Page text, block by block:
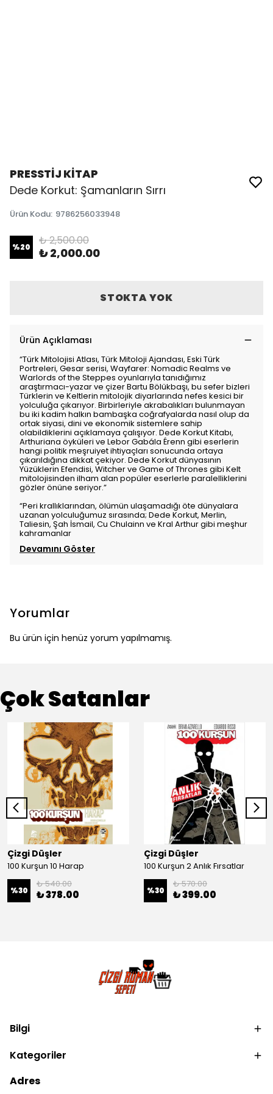
PRESSTİJ KİTAP
Dede Korkut: Şamanların Sırrı
Ürün Kodu: 9786256033948
%20 ₺ 2,500.00
₺ 2,000.00
STOKTA YOK
Ürün Açıklaması
“Türk Mitolojisi Atlası, Türk Mitoloji Ajandası, Eski Türk
Portreleri, Gesar serisi, Wayfarer: Nomadic Realms ve
Warlords of the Steppes oyunlarıyla tanıdığımız
araştırmacı-yazar ve çizer Bartu Bölükbaşı, bu sefer bizleri
Türklerin ve Keltlerin mitolojik diyarlarında nefes kesici bir
yolculuğa çıkarıyor. Birbirleriyle akrabalıkları bulunmayan
bu iki kadim halkın bambaşka coğrafyalarda nasıl olup da
ortak siyasi, dini ve ekonomik sistemlere sahip
olabildiklerini açıklamaya çalışıyor. Dede Korkut Kitabı,
Arthuriana öyküleri ve Lebor Gabála Érenn gibi eserlerin
hangi politik meşruiyet ihtiyaçları sonucunda ortaya
çıkarıldığına dikkat çekiyor. Dede Korkut dünyasının
Yüzüklerin Efendisi, Witcher ve Game of Thrones gibi Kelt
mitolojisinden ilham alan popüler eserlerle paralelliklerini
gözler önüne seriyor.”
“Peri krallıklarından, ölümün ulaşamadığı öte dünyalara
uzanan yolculuğumuz sırasında; Dede Korkut, Merlin,
Taliesin, Şah İsmail, Cu Chulainn ve Kral Arthur gibi meşhur
kahramanlar
Devamını Göster
Yorumlar
Bu ürün için henüz yorum yapılmamış.
Çok Satanlar
Çizgi Düşler
100 Kurşun 10 Harap
%30
₺ 540.00
₺ 378.00
Çizgi Düşler
100 Kurşun 2 Anlık Fırsatlar
%30
₺ 570.00
₺ 399.00
Bilgi
Kategoriler
Adres